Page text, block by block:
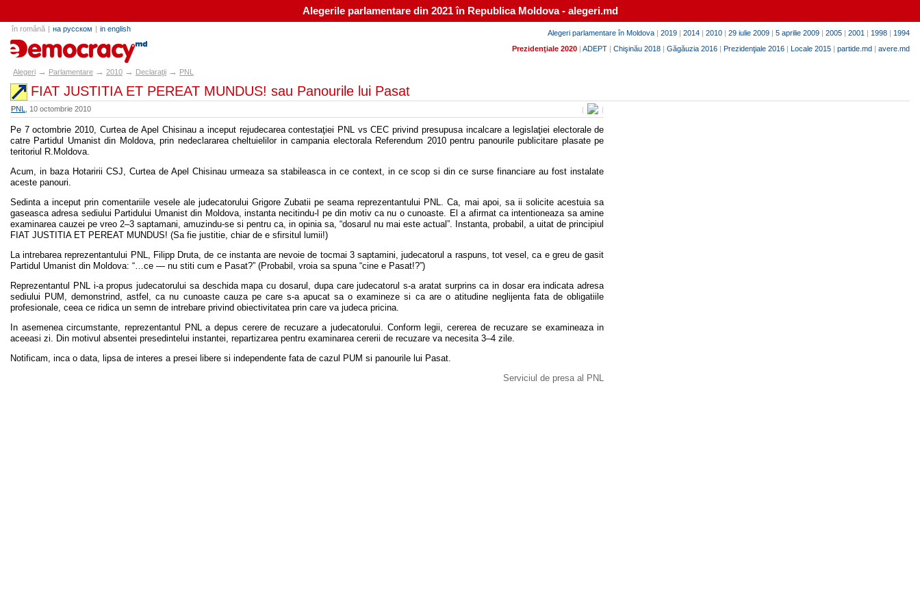
Alegerile parlamentare din 2021 în Republica Moldova - alegeri.md
Alegeri parlamentare în Moldova | 2019 | 2014 | 2010 | 29 iulie 2009 | 5 aprilie 2009 | 2005 | 2001 | 1998 | 1994
Prezidenţiale 2020 | ADEPT | Chişinău 2018 | Găgăuzia 2016 | Prezidenţiale 2016 | Locale 2015 | partide.md | avere.md
în română | на русском | in english
alegeri.md
Alegeri → Parlamentare → 2010 → Declaraţii → PNL
FIAT JUSTITIA ET PEREAT MUNDUS! sau Panourile lui Pasat
| |
PNL , 10 octombrie 2010
Pe 7 octombrie 2010, Curtea de Apel Chisinau a inceput rejudecarea contestaţiei PNL vs CEC privind presupusa incalcare a legislaţiei electorale de
catre Partidul Umanist din Moldova, prin nedeclararea cheltuielilor in campania electorala Referendum 2010 pentru panourile publicitare plasate pe
teritoriul R.Moldova.
Acum, in baza Hotaririi CSJ, Curtea de Apel Chisinau urmeaza sa stabileasca in ce context, in ce scop si din ce surse financiare au fost instalate
aceste panouri.
Sedinta a inceput prin comentariile vesele ale judecatorului Grigore Zubatii pe seama reprezentantului PNL. Ca, mai apoi, sa ii solicite acestuia sa
gaseasca adresa sediului Partidului Umanist din Moldova, instanta necitindu-l pe din motiv ca nu o cunoaste. El a afirmat ca intentioneaza sa amine
examinarea cauzei pe vreo 2–3 saptamani, amuzindu-se si pentru ca, in opinia sa, “dosarul nu mai este actual”. Instanta, probabil, a uitat de principiul
FIAT JUSTITIA ET PEREAT MUNDUS! (Sa fie justitie, chiar de e sfirsitul lumii!)
La intrebarea reprezentantului PNL, Filipp Druta, de ce instanta are nevoie de tocmai 3 saptamini, judecatorul a raspuns, tot vesel, ca e greu de gasit
Partidul Umanist din Moldova: “…ce — nu stiti cum e Pasat?” (Probabil, vroia sa spuna “cine e Pasat!?”)
Reprezentantul PNL i-a propus judecatorului sa deschida mapa cu dosarul, dupa care judecatorul s-a aratat surprins ca in dosar era indicata adresa
sediului PUM, demonstrind, astfel, ca nu cunoaste cauza pe care s-a apucat sa o examineze si ca are o atitudine neglijenta fata de obligatiile
profesionale, ceea ce ridica un semn de intrebare privind obiectivitatea prin care va judeca pricina.
In asemenea circumstante, reprezentantul PNL a depus cerere de recuzare a judecatorului. Conform legii, cererea de recuzare se examineaza in
aceeasi zi. Din motivul absentei presedintelui instantei, repartizarea pentru examinarea cererii de recuzare va necesita 3–4 zile.
Notificam, inca o data, lipsa de interes a presei libere si independente fata de cazul PUM si panourile lui Pasat.
Serviciul de presa al PNL